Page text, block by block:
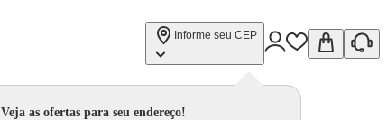
Informe seu CEP
Veja as ofertas para seu endereço!